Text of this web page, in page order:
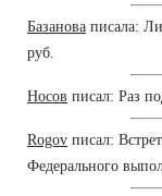
Базанова писала:
руб.
Носов писал: Раз
Rogov писал:
Федерального